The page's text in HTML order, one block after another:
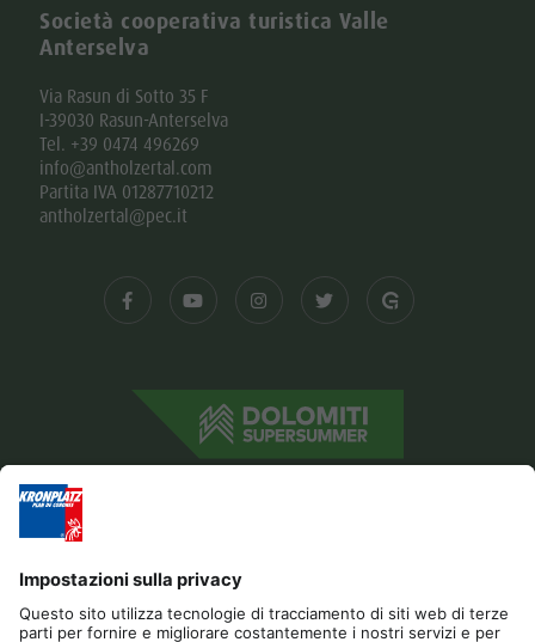
Società cooperativa turistica Valle
Anterselva
Via Rasun di Sotto 35 F
I-39030 Rasun-Anterselva
Tel. +39 0474 496269
info@antholzertal.com
Partita IVA 01287710212
antholzertal@pec.it